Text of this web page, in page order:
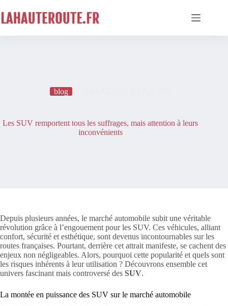
au
contenu
blog
Les SUV remportent tous les suffrages, mais attention à leurs
inconvénients
Depuis plusieurs années, le marché automobile subit une véritable
révolution grâce à l’engouement pour les SUV. Ces véhicules, alliant
confort, sécurité et esthétique, sont devenus incontournables sur les
routes françaises. Pourtant, derrière cet attrait manifeste, se cachent des
enjeux non négligeables. Alors, pourquoi cette popularité et quels sont
les risques inhérents à leur utilisation ? Découvrons ensemble cet
univers fascinant mais controversé des SUV.
La montée en puissance des SUV sur le marché automobile